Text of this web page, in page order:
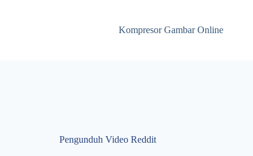
Kompresor Gambar Online
Pengunduh Video Reddit